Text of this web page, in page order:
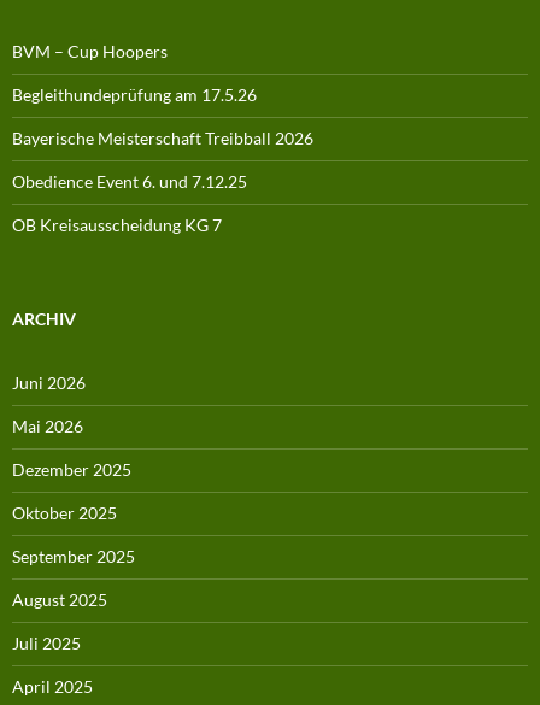
BVM – Cup Hoopers
Begleithundeprüfung am 17.5.26
Bayerische Meisterschaft Treibball 2026
Obedience Event 6. und 7.12.25
OB Kreisausscheidung KG 7
ARCHIV
Juni 2026
Mai 2026
Dezember 2025
Oktober 2025
September 2025
August 2025
Juli 2025
April 2025